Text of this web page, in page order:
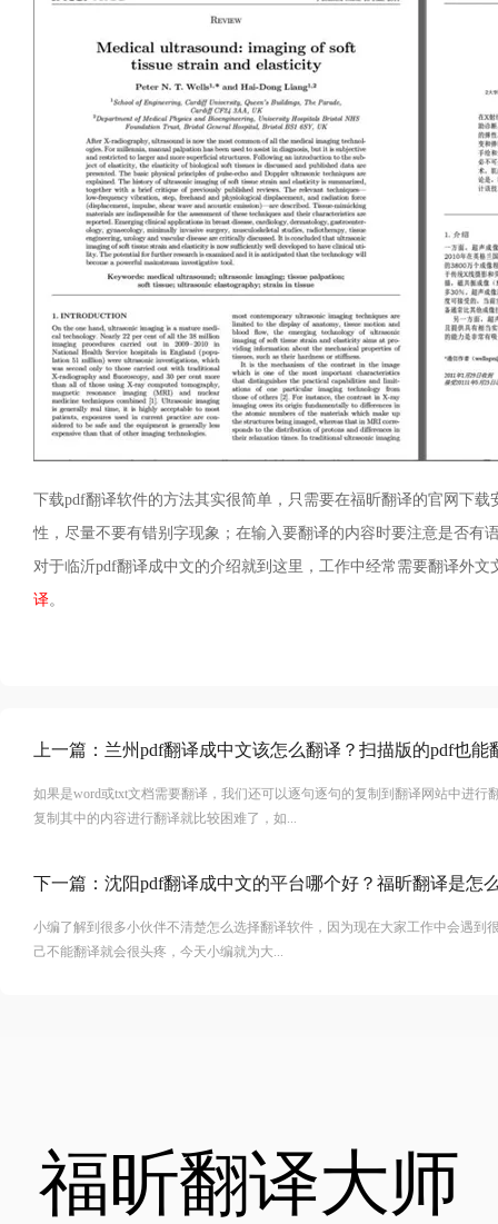
下载pdf翻译软件的方法其实很简单，只需要在福昕翻译的官网下
性，尽量不要有错别字现象；在输入要翻译的内容时要注意是否
对于临沂pdf翻译成中文的介绍就到这里，工作中经常需要翻译外
译。
上一篇： 兰州pdf翻译成中文该怎么翻译？扫描版的pdf也能
如果是word或txt文档需要翻译，我们还可以逐句逐句的复制到翻译网站中进行
复制其中的内容进行翻译就比较困难了，如...
下一篇： 沈阳pdf翻译成中文的平台哪个好？福昕翻译是怎
小编了解到很多小伙伴不清楚怎么选择翻译软件，因为现在大家工作中会遇到
己不能翻译就会很头疼，今天小编就为大...
福昕翻译大师